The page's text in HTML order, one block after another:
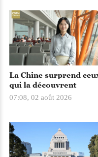
La Chine surprend
qui la découvrent
07:08, 02 août 2026